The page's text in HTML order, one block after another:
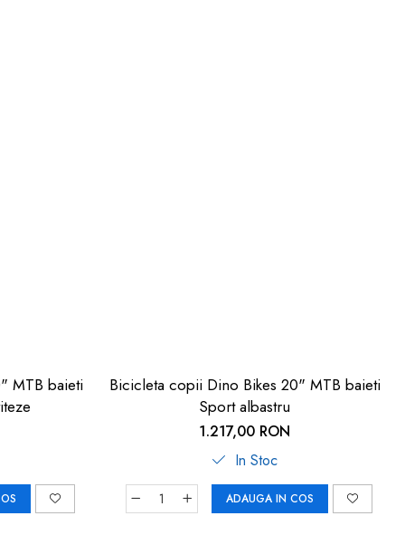
MTB baieti
Bicicleta copii Dino Bikes 20" MTB baieti
Sport albastru
1.217,00 RON
In Stoc
ADAUGA IN COS